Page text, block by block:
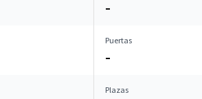
–
Puertas
–
Plazas